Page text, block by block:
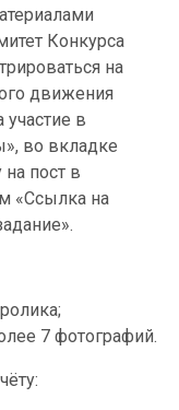
Конкурса
на
движения
в
во вкладке
пост в
«Ссылка на
7 фотографий.